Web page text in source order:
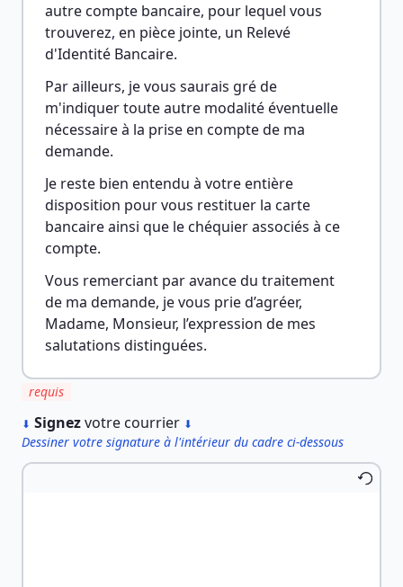
autre compte bancaire, pour lequel vous
trouverez, en pièce jointe, un Relevé
d'Identité Bancaire.
Par ailleurs, je vous saurais gré de
m'indiquer toute autre modalité éventuelle
nécessaire à la prise en compte de ma
demande.
Je reste bien entendu à votre entière
disposition pour vous restituer la carte
bancaire ainsi que le chéquier associés à ce
compte.
Vous remerciant par avance du traitement
de ma demande, je vous prie d’agréer,
Madame, Monsieur, l’expression de mes
salutations distinguées.
requis
⬇ Signezvotre courrier ⬇
Dessiner votre signature à l'intérieur du cadre ci-dessous